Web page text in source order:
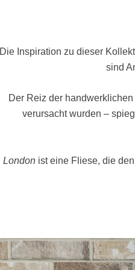
Die Inspiration zu dieser
sind
Der Reiz der
verursacht wurden –
London ist eine Fliese, die